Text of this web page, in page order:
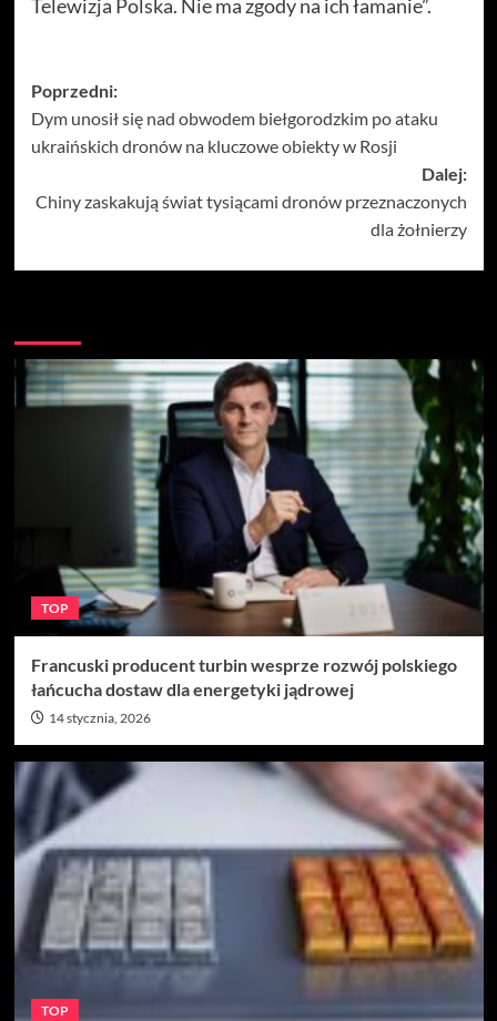
Telewizja Polska. Nie ma zgody na ich łamanie”.
Zobacz
wpisy
Poprzedni:
Dym unosił się nad obwodem biełgorodzkim po ataku
ukraińskich dronów na kluczowe obiekty w Rosji
Dalej:
Chiny zaskakują świat tysiącami dronów przeznaczonych
dla żołnierzy
TOP
Francuski producent turbin wesprze rozwój polskiego
łańcucha dostaw dla energetyki jądrowej
14 stycznia, 2026
TOP